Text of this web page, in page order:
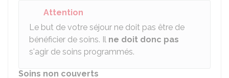
Attention
Le but de votre séjour ne doit pas être de
bénéficier de soins. Il ne doit donc pas
s'agir de soins programmés.
Soins non couverts